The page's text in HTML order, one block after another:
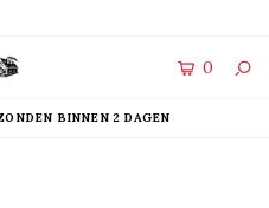
0
BINNEN 2 DAGEN